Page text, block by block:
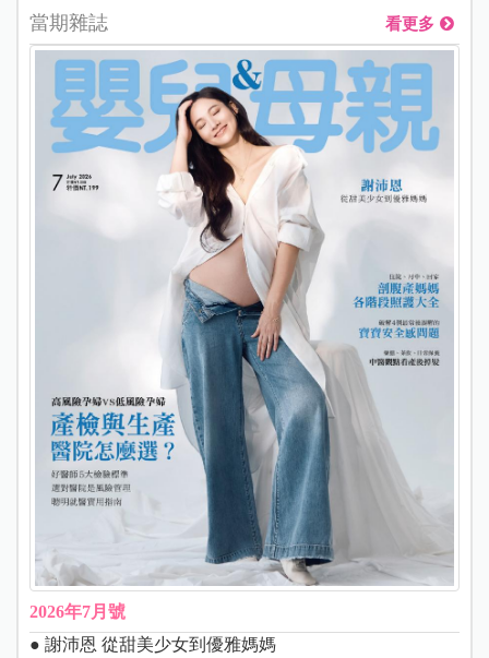
當期雜誌 看更多
2026年7月號
● 謝沛恩 從甜美少女到優雅媽媽